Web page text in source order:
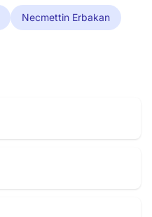
Necmettin Erbakan